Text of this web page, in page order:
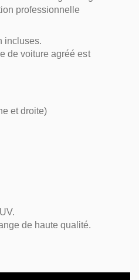
professionnelle
incluses.
de voiture agréé est
et droite)
de haute qualité.